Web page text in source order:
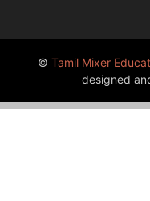
© Tamil Mixer
designed